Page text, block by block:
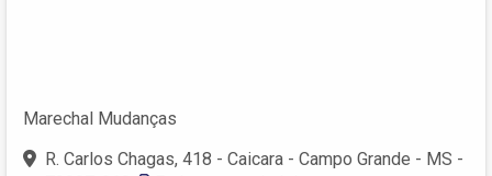
Marechal Mudanças
R. Carlos Chagas, 418 - Caicara - Campo Grande - MS -